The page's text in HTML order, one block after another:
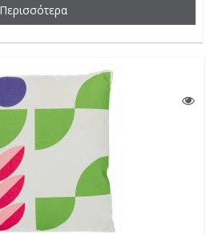
Περισσότερα